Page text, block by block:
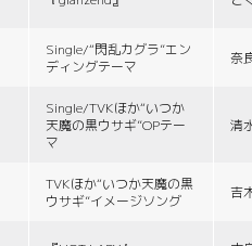
Single/“閃乱カグラ”エン
ディングテーマ
奈
Single/TVKほか“いつか
天魔の黒ウサギ”OPテー
マ
清
TVKほか“いつか天魔の黒
ウサギ”イメージソング
吉